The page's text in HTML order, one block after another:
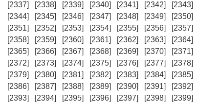
[2337]
[2338] [2339] [2340] [2341] [2342]
[2343]
[2344]
[2345] [2346] [2347] [2348] [2349]
[2350]
[2351]
[2352] [2353] [2354] [2355] [2356]
[2357]
[2358]
[2359] [2360] [2361] [2362] [2363]
[2364]
[2365]
[2366] [2367] [2368] [2369] [2370]
[2371]
[2372]
[2373] [2374] [2375] [2376] [2377]
[2378]
[2379]
[2380] [2381] [2382] [2383] [2384]
[2385]
[2386]
[2387] [2388] [2389] [2390] [2391]
[2392]
[2393]
[2394] [2395] [2396] [2397] [2398]
[2399]